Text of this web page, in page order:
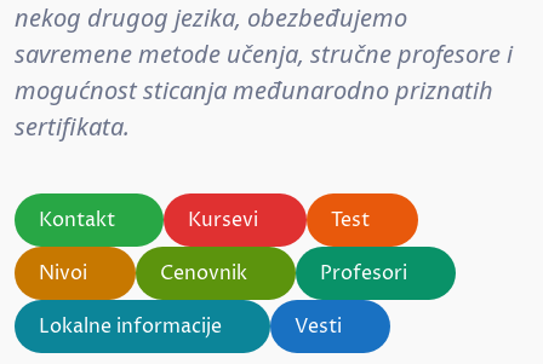
nekog drugog jezika, obezbeđujemo
savremene metode učenja, stručne profesore i
mogućnost sticanja međunarodno priznatih
sertifikata.
Kontakt Kursevi
Test
Nivoi
Cenovnik
Profesori
Lokalne informacije
Vesti